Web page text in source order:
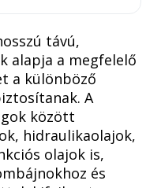
távú,
alapja a megfelelő
a különböző
A
között
hidraulikaolajok,
olajok is,
és